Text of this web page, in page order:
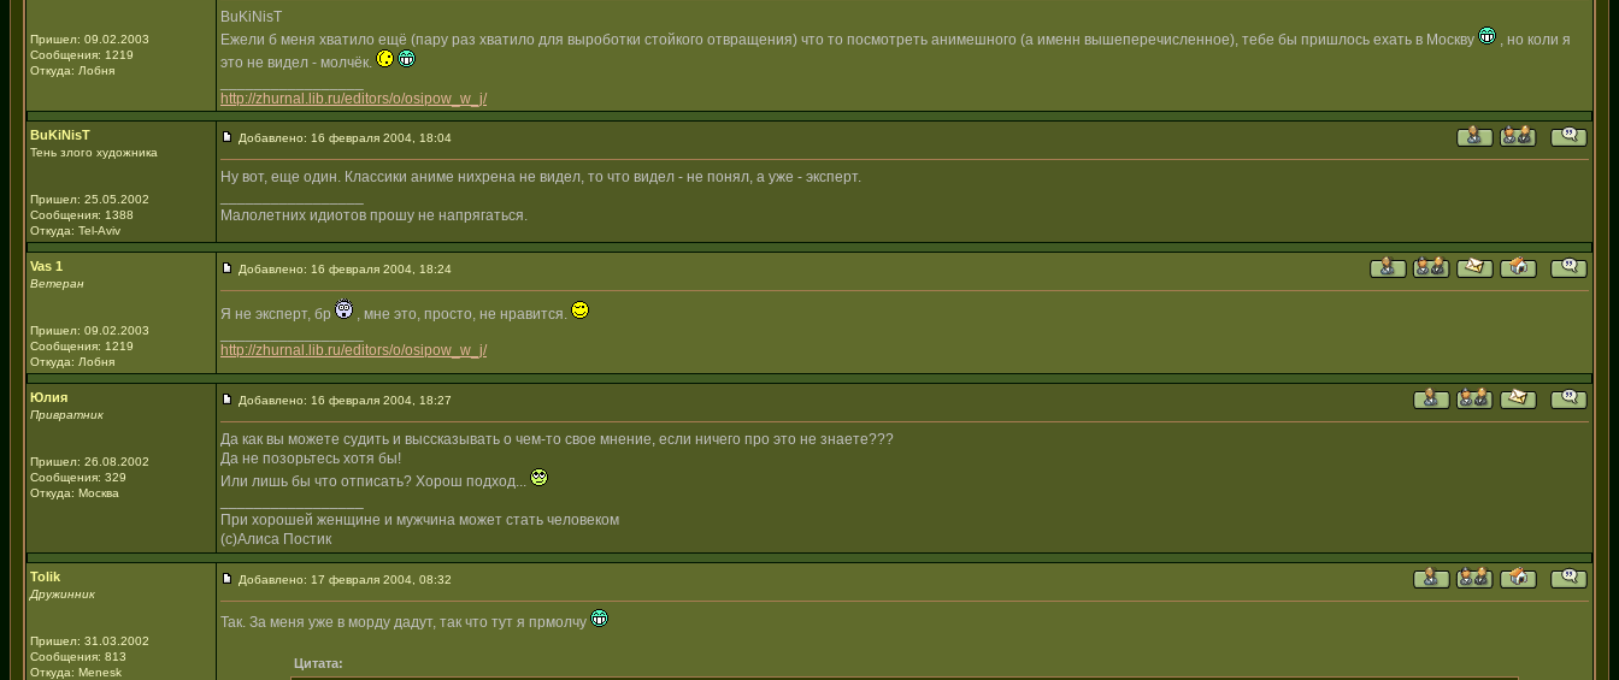
Пришел: 09.02.2003
Сообщения: 1219
Откуда: Лобня
BuKiNisT
Ежели б меня хватило ещё (пару раз хватило для выроботки стойкого отвращения) что то посмотреть анимешного (а именн вышеперечисленное), тебе бы пришлось ехать в Москву
, но коли я
это не видел - молчёк.
http://zhurnal.lib.ru/editors/o/osipow_w_j/
BuKiNisT
Тень злого художника
Пришел: 25.05.2002
Сообщения: 1388
Откуда: Tel-Aviv
Добавлено: 16 февраля 2004, 18:04
Ну вот, еще один. Классики аниме нихрена не видел, то что видел - не понял, а уже - эксперт.
Малолетних идиотов прошу не напрягаться.
Vas 1
Ветеран
Пришел: 09.02.2003
Сообщения: 1219
Откуда: Лобня
Добавлено: 16 февраля 2004, 18:24
Я не эксперт, бр
, мне это, просто, не нравится.
http://zhurnal.lib.ru/editors/o/osipow_w_j/
Юлия
Привратник
Пришел: 26.08.2002
Сообщения: 329
Откуда: Москва
Добавлено: 16 февраля 2004, 18:27
Да как вы можете судить и выссказывать о чем-то свое мнение, если ничего про это не знаете???
Да не позорьтесь хотя бы!
Или лишь бы что отписать? Хорош подход...
При хорошей женщине и мужчина может стать человеком
(с)Алиса Постик
Tolik
Дружинник
Пришел: 31.03.2002
Сообщения: 813
Откуда: Menesk
Добавлено: 17 февраля 2004, 08:32
Так. За меня уже в морду дадут, так что тут я прмолчу
Цитата: